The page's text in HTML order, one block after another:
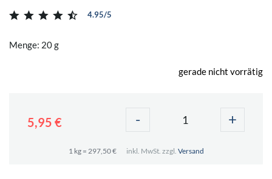
4.95/5
Menge: 20 g
gerade nicht vorrätig
5,95 € - +
1 kg = 297,50 € inkl. MwSt. zzgl. Versand